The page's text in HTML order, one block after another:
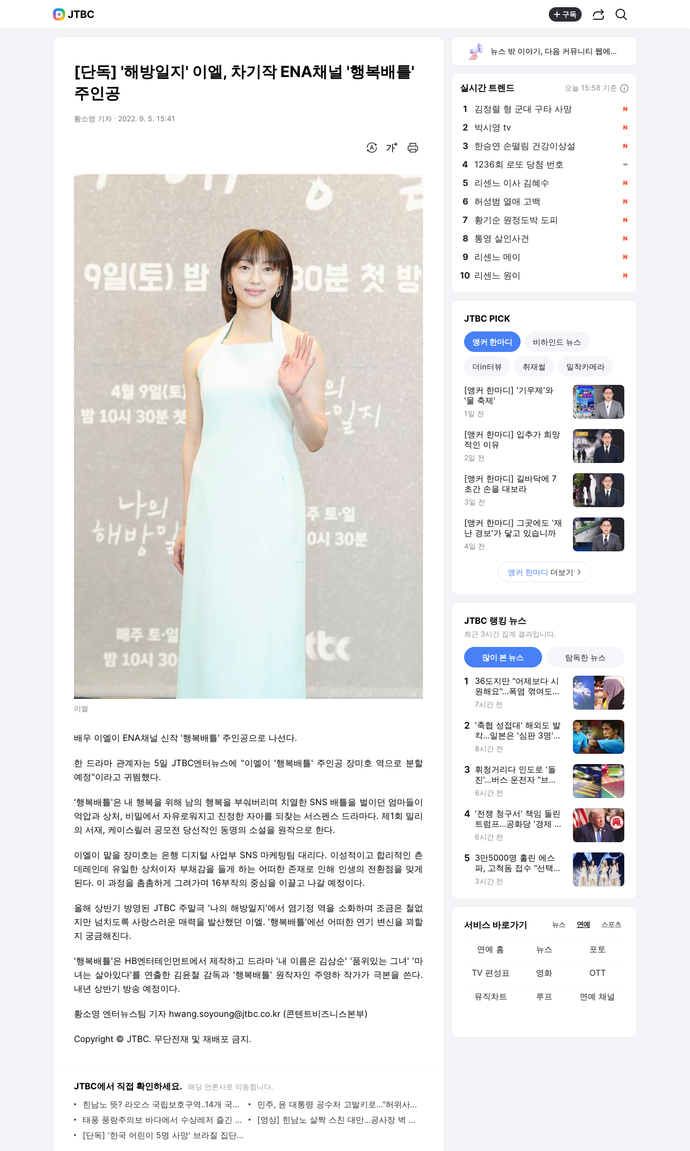
JTBC 구독
[단독] '해방일지' 이엘, 차기작 ENA채널 '행복배틀'
주인공
황소영 기자 2022. 9. 5. 15:41
이엘
배우 이엘이 ENA채널 신작 '행복배틀' 주인공으로 나선다.
한 드라마 관계자는 5일 JTBC엔터뉴스에 "이엘이 '행복배틀' 주인공 장미호 역으로 분할
예정"이라고 귀띔했다.
'행복배틀'은 내 행복을 위해 남의 행복을 부숴버리며 치열한 SNS 배틀을 벌이던 엄마들이
억압과 상처, 비밀에서 자유로워지고 진정한 자아를 되찾는 서스펜스 드라마다. 제1회 밀리
의 서재, 케이스릴러 공모전 당선작인 동명의 소설을 원작으로 한다.
이엘이 맡을 장미호는 은행 디지털 사업부 SNS 마케팅팀 대리다. 이성적이고 합리적인 츤
데레인데 유일한 상처이자 부채감을 들게 하는 어떠한 존재로 인해 인생의 전환점을 맞게
된다. 이 과정을 촘촘하게 그려가며 16부작의 중심을 이끌고 나갈 예정이다.
올해 상반기 방영된 JTBC 주말극 '나의 해방일지'에서 염기정 역을 소화하며 조금은 철없
지만 넘치도록 사랑스러운 매력을 발산했던 이엘. '행복배틀'에선 어떠한 연기 변신을 꾀할
지 궁금해진다.
'행복배틀'은 HB엔터테인먼트에서 제작하고 드라마 '내 이름은 김삼순' '품위있는 그녀' '마
녀는 살아있다'를 연출한 김윤철 감독과 '행복배틀' 원작자인 주영하 작가가 극본을 쓴다.
내년 상반기 방송 예정이다.
황소영 엔터뉴스팀 기자 hwang.soyoung@jtbc.co.kr (콘텐트비즈니스본부)
Copyright © JTBC. 무단전재 및 재배포 금지.
JTBC에서 직접 확인하세요. 해당 언론사로 이동합니다.
힌남노 뜻? 라오스 국립보호구역..14개 국가가 태풍이름 지어
민주, 윤 대통령 공수처 고발키로…"허위사실 공표"
태풍 풍랑주의보 바다에서 수상레저 즐긴 간 큰 30대
[영상] 힌남노 살짝 스친 대만…공사장 벽 쓰러지고 차량 뒤집혀
[단독] '한국 어린이 5명 사망' 브라질 집단농장…"아이들 죽음은 예물"
뉴스 밖 이야기, 다음 커뮤니티 웹에서 보기
실시간 트렌드 오늘 15:58 기준
1 김정렬 형 군대 구타 사망
2 박시영 tv
3 한승연 손떨림 건강이상설
4 1236회 로또 당첨 번호
5 리센느 이사 김혜수
6 허성범 열애 고백
7 황기순 원정도박 도피
8 통영 살인사건
9 리센느 메이
10 리센느 원이
JTBC PICK
앵커 한마디 비하인드 뉴스
더in터뷰 취재썰 밀착카메라
[앵커 한마디] '기우제'와
'물 축제'
1일 전
[앵커 한마디] 입추가 희망
적인 이유
2일 전
[앵커 한마디] 길바닥에 7
초간 손을 대보라
3일 전
[앵커 한마디] 그곳에도 '재
난 경보'가 닿고 있습니까
4일 전
앵커 한마디 더보기
JTBC 랭킹 뉴스
최근 3시간 집계 결과입니다.
많이 본 뉴스 탐독한 뉴스
1
36도지만 "어제보다 시
원해요"…폭염 꺾여도
무더위 계속
7시간 전
2 '축협 성접대' 해외도 발
칵…일본은 '심판 3명'
실명 공개
8시간 전
3 휘청거리다 인도로 '돌
진'…버스 운전자 "브레
이크 작동 안 해"
6시간 전
4 '전쟁 청구서' 책임 돌린
트럼프…공화당 '경제 우
위' 흔들
6시간 전
5 3만5000명 홀린 에스
파, 고척돔 접수 "선택해
줘서 고마워"(종합)
3시간 전
서비스 바로가기 뉴스 연예 스포츠
연예 홈 뉴스 포토
TV 편성표 영화 OTT
뮤직차트 루프 연예 채널